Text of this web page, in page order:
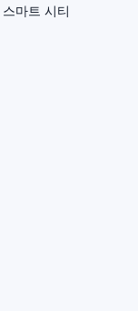
스마트 시티